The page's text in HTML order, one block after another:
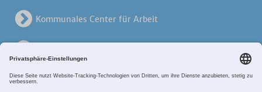
Kommunales Center für Arbeit
Alten- und Pflegezentren